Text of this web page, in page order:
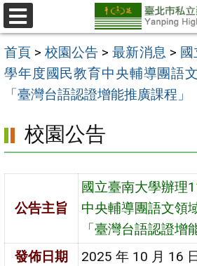
跳
至
主
要
內
選
單
首頁 >校園公告 >最新消息 >
學年度國民教育中央輔導團語
「臺灣台語認證增能推廣課程」
校園公告
公告主旨
國立臺南大學辦理
中央輔導團語文領
「臺灣台語認證增
發佈日期
2025 年 10 月 16